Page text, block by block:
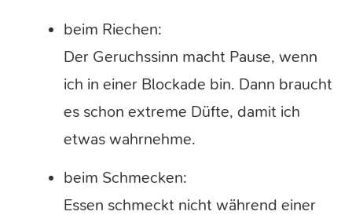
beim Riechen:
Der Geruchssinn macht Pause, wenn
ich in einer Blockade bin. Dann braucht
es schon extreme Düfte, damit ich
etwas wahrnehme.
beim Schmecken:
Essen schmeckt nicht während einer